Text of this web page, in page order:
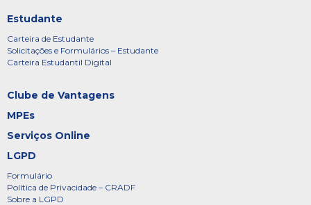
Estudante
Carteira de Estudante
Solicitações e Formulários – Estudante
Carteira Estudantil Digital
Clube de Vantagens
MPEs
Serviços Online
LGPD
Formulário
Política de Privacidade – CRADF
Sobre a LGPD